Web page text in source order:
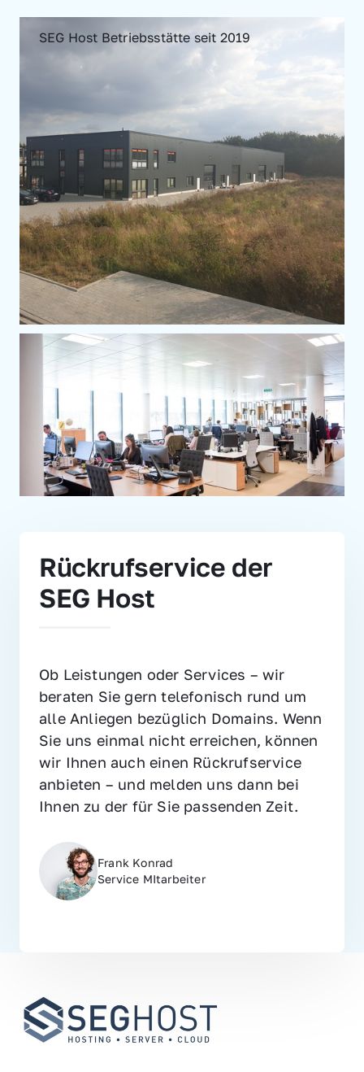
SEG Host Betriebsstätte seit 2019
Rückrufservice der
SEG Host
Ob Leistungen oder Services – wir
beraten Sie gern telefonisch rund um
alle Anliegen bezüglich Domains. Wenn
Sie uns einmal nicht erreichen, können
wir Ihnen auch einen Rückrufservice
anbieten – und melden uns dann bei
Ihnen zu der für Sie passenden Zeit.
Frank Konrad
Service MItarbeiter